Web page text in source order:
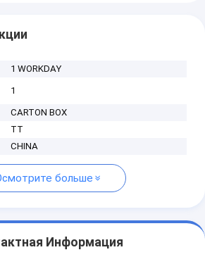
1 WORKDAY
1
CARTON BOX
TT
CHINA
больше
Информация